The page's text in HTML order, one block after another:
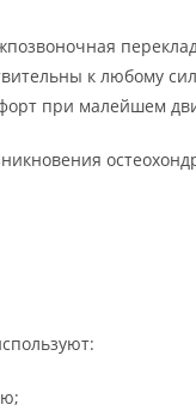
к любому
при малейшем